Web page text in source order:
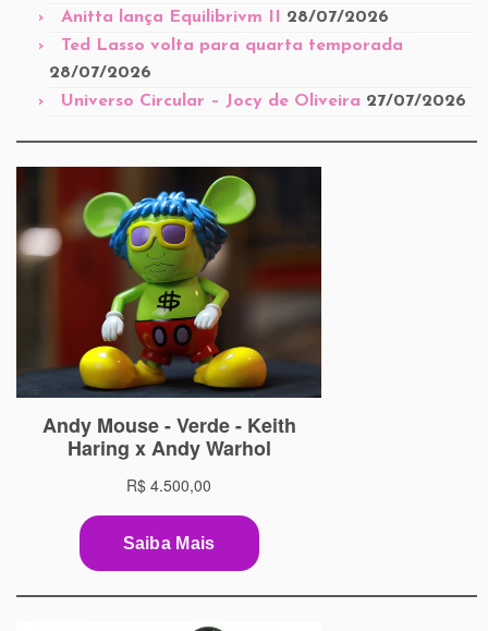
Anitta lança Equilibrivm II 28/07/2026
Ted Lasso volta para quarta temporada
28/07/2026
Universo Circular – Jocy de Oliveira 27/07/2026